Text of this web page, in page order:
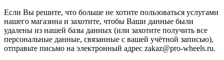
Если Вы решите, что больше не хотите пользоваться услугами
нашего магазина и захотите, чтобы Ваши данные были
удалены из нашей базы данных (или захотите получить все
персональные данные, связанные с вашей учётной записью),
отправьте письмо на электронный адрес zakaz@pro-wheels.ru.